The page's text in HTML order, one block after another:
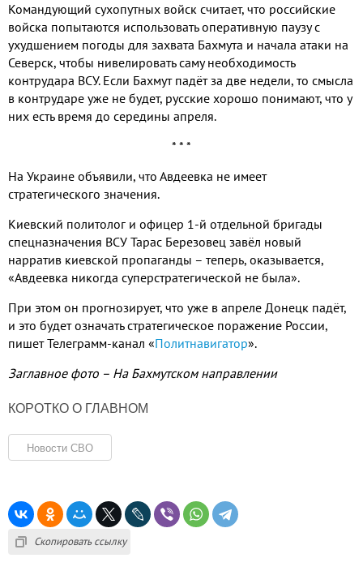
Командующий сухопутных войск считает, что российские
войска попытаются использовать оперативную паузу с
ухудшением погоды для захвата Бахмута и начала атаки на
Северск, чтобы нивелировать саму необходимость
контрудара ВСУ. Если Бахмут падёт за две недели, то смысла
в контрударе уже не будет, русские хорошо понимают, что у
них есть время до середины апреля.
* * *
На Украине объявили, что Авдеевка не имеет
стратегического значения.
Киевский политолог и офицер 1-й отдельной бригады
спецназначения ВСУ Тарас Березовец завёл новый
нарратив киевской пропаганды – теперь, оказывается,
«Авдеевка никогда суперстратегической не была».
При этом он прогнозирует, что уже в апреле Донецк падёт,
и это будет означать стратегическое поражение России,
пишет Телеграмм-канал «Политнавигатор».
Заглавное фото – На Бахмутском направлении
КОРОТКО О ГЛАВНОМ
Новости СВО
Скопировать ссылку